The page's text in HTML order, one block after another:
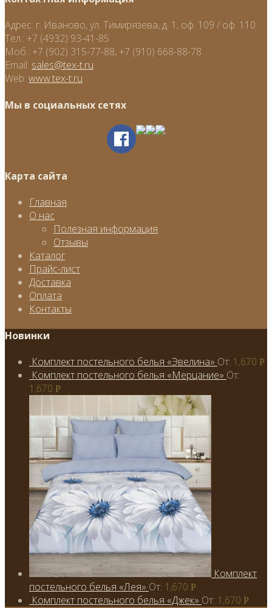
Адрес: г. Иваново, ул. Тимирязева, д. 1, оф. 109 / оф. 110
Тел.: +7 (4932) 93-41-85
Моб.: +7 (902) 315-77-88, +7 (910) 668-88-78
Email: sales@tex-t.ru
Web: www.tex-t.ru
Мы в социальных сетях
Карта сайта
Главная
О нас
Полезная информация
Отзывы
Каталог
Прайс-лист
Доставка
Оплата
Контакты
Новинки
Комплект постельного белья «Эвелина» От: 1,670 Р
Комплект постельного белья «Мерцание» От:
1,670 Р
Комплект
постельного белья «Лея» От: 1,670 Р
Комплект постельного белья «Джек» От: 1,670 Р